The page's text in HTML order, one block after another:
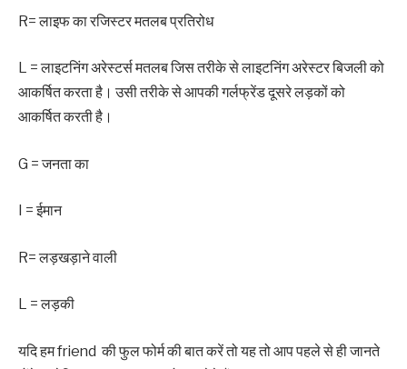
R= ‌‌‌लाइफ का रजिस्टर मतलब प्रतिरोध
L = ‌‌‌लाइटनिंग अरेस्टर्स मतलब जिस तरीके से लाइटनिंग अरेस्टर बिजली को
आकर्षित करता है। उसी तरीके से आपकी गर्लफ्रेंड दूसरे लड़कों को
आकर्षित करती है।
G = ‌‌‌जनता का
I = ‌‌‌ईमान
R= ‌‌‌लड़खड़ाने वाली
L = ‌‌‌लड़की
यदि हम friend की फुल फोर्म की बात करें तो यह तो आप पहले से ही जानते